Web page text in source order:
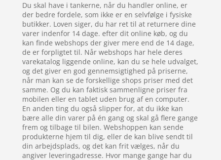
Du skal have i tankerne, når du handler online, er
der bedre fordele, som ikke er en selvfølge i fysiske
butikker. Loven siger, du har ret til at returnere dine
varer indenfor 14 dage. efter dit online køb, og du
kan finde webshops der giver mere end de 14 dage,
de er forpligtet til. Når webshops har hele deres
varekatalog liggende online, kan du se hele udvalget,
og det giver en god gennemsigtighed på priserne,
når man kan se de forskellige shops priser med det
samme. Og du kan faktisk sammenligne priser fra
mobilen eller en tablet uden brug af en computer.
En anden ting du også slipper for, at du ikke kan
bære alle din varer på én gang og skal gå flere gange
frem og tilbage til bilen. Webshoppen kan sende
produkterne hjem til dig, eller de kan blive sendt til
din arbejdsplads, og det kan frit vælges, når du
angiver leveringadresse. Hvor mange gange har du